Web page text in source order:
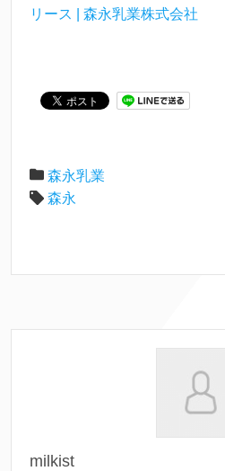
リース | 森永乳業株式会社
森永乳業
森永
milkist